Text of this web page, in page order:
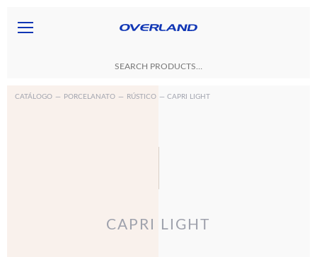
CATÁLOGO — PORCELANATO — RÚSTICO — CAPRI LIGHT
CAPRI LIGHT